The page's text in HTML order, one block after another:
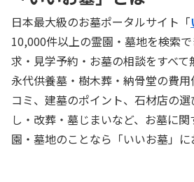
日本最大級のお墓ポータルサイト「
10,000件以上の霊園・墓地を検索
求・見学予約・お墓の相談をすべて
永代供養墓・樹木葬・納骨堂の費
コミ、建墓のポイント、石材店の
し・改葬・墓じまいなど、お墓に
園・墓地のことなら「いいお墓」に